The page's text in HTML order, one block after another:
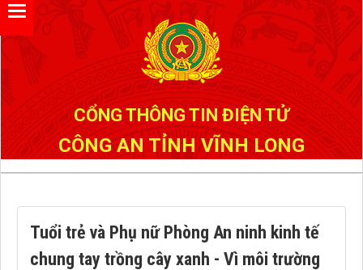
CỔNG THÔNG TIN ĐIỆN TỬ
CÔNG AN TỈNH VĨNH LONG
Tuổi trẻ và Phụ nữ Phòng An ninh kinh tế
chung tay trồng cây xanh - Vì môi trường